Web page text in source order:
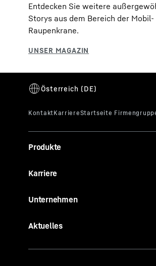
Entdecken Sie weitere
Storys aus dem Bereich der Mobil-
Raupenkrane.
Produkte
Karriere
Unternehmen
Aktuelles